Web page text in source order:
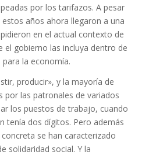
por los tarifazos. A pesar
años ahora llegaron a una
en el actual contexto de
el gobierno las incluya dentro de
la economía.
producir», y la mayoría de
por las patronales de variados
los puestos de trabajo, cuando
tenía dos dígitos. Pero además
se han caracterizado
solidaridad social. Y la